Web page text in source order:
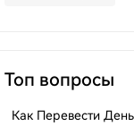
Топ вопросы